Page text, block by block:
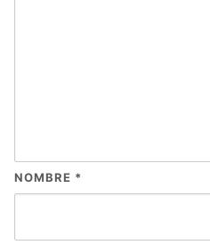
NOMBRE *